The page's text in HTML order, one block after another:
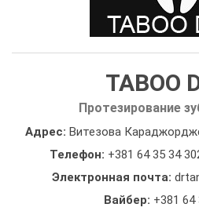
TABOO
Протезирование
Адрес: Витезова
Телефон: +381 64 35 34
Электронная почта:
Вайбер: +381 64